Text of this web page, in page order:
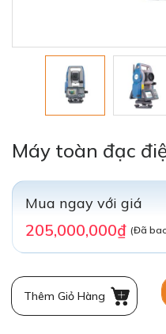
Máy toàn đạc
Mua ngay với giá
205,000,000₫ (Đã
Thêm Giỏ Hàng